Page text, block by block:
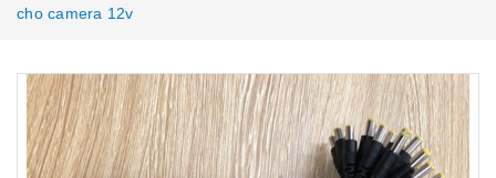
cho camera 12v